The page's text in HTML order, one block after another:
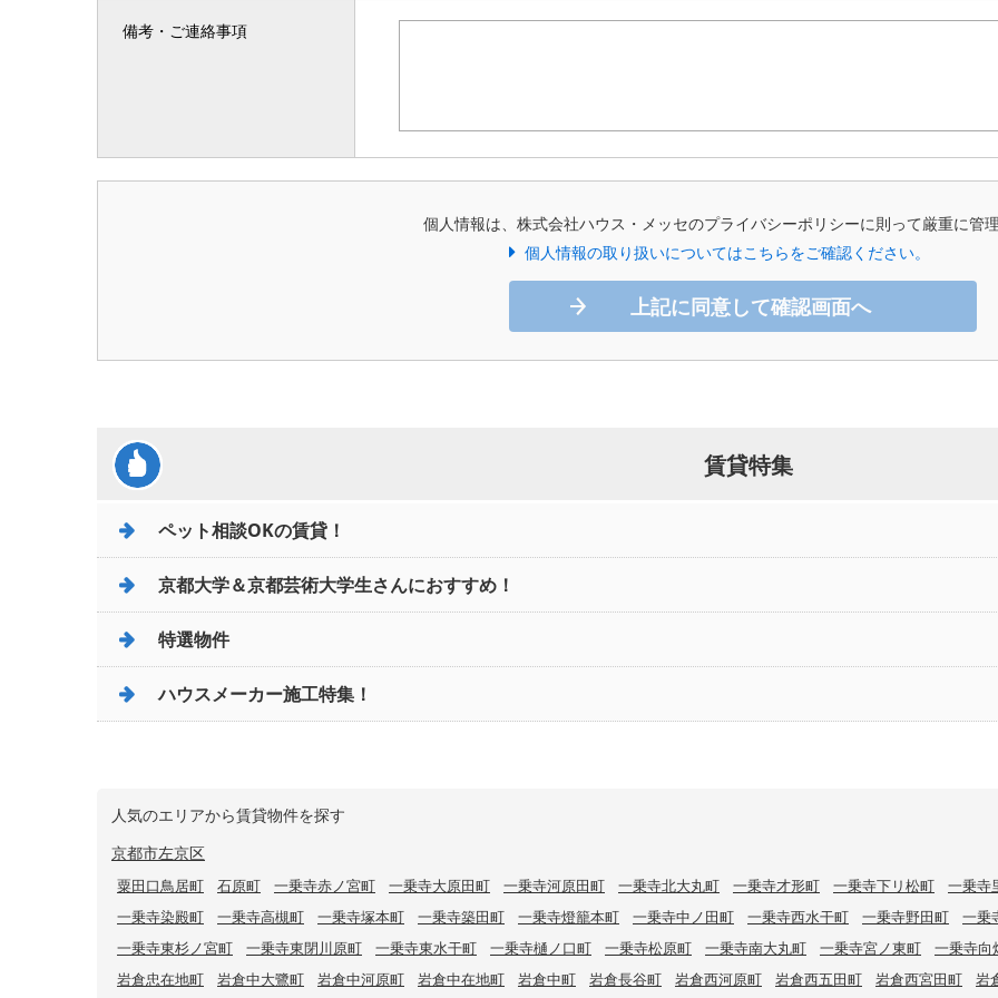
備考・ご連絡事項
個人情報は、株式会社ハウス・メッセのプライバシーポリシーに則って厳重に管理
個人情報の取り扱いについてはこちらをご確認ください。
上記に同意して確認画面へ
賃貸特集
ペット相談OKの賃貸！
京都大学＆京都芸術大学生さんにおすすめ！
特選物件
ハウスメーカー施工特集！
人気のエリアから賃貸物件を探す
京都市左京区
粟田口鳥居町 石原町 一乗寺赤ノ宮町 一乗寺大原田町 一乗寺河原田町 一乗寺北大丸町 一乗寺才形町 一乗寺下リ松町 一乗寺
一乗寺染殿町
一乗寺高槻町 一乗寺塚本町 一乗寺築田町 一乗寺燈籠本町 一乗寺中ノ田町 一乗寺西水干町 一乗寺野田町 一乗
一乗寺東杉ノ宮町
一乗寺東閉川原町 一乗寺東水干町 一乗寺樋ノ口町 一乗寺松原町 一乗寺南大丸町 一乗寺宮ノ東町 一乗寺向
岩倉忠在地町
岩倉中大鷺町 岩倉中河原町 岩倉中在地町 岩倉中町 岩倉長谷町 岩倉西河原町 岩倉西五田町 岩倉西宮田町 岩